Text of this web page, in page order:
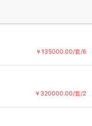
￥135000.00/套/6
￥320000.00/套/2